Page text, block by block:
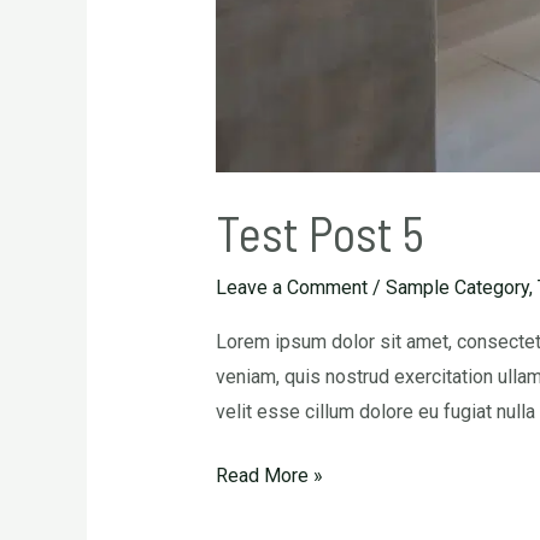
Test Post 5
Leave a Comment / Sample Category,
Lorem ipsum dolor sit amet,
veniam, quis nostrud exercitation
velit esse cillum dolore eu fugiat
Read More »